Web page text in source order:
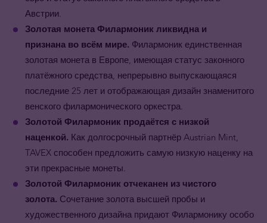
Австрии.
Золотая монета Филармоник ликвидна и
признана во всём мире. Филармоник единственная
золотая монета в Европе, имеющая статус законного
платёжного средства, непрерывно выпускающаяся
последние 25 лет и отображающая дизайн знаменитого
венского филармонического оркестра.
Золотой Филармоник продаётся с низкой
наценкой. Как долгосрочный партнёр Austrian Mint,
TAVEX способен предложить самую низкую наценку на
эти прекрасные монеты.
Золотой Филармоник отчеканен из чистого
золота. Сочетание золота высшей пробы и
художественного дизайна придают Филармонику особо